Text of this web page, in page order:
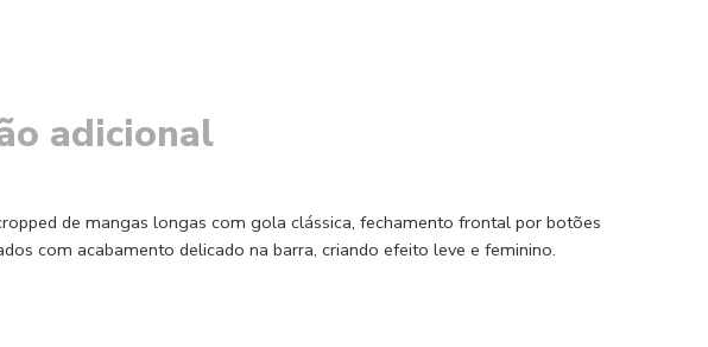
adicional
de mangas longas com gola clássica, fechamento frontal por botões
com acabamento delicado na barra, criando efeito leve e feminino.